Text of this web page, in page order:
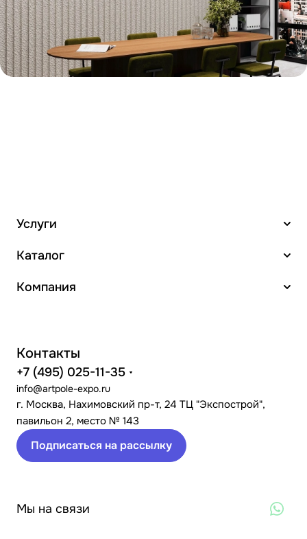
Услуги
Каталог
Компания
Контакты
+7 (495) 025-11-35
info@artpole-expo.ru
г. Москва, Нахимовский пр-т, 24 ТЦ "Экспострой",
павильон 2, место № 143
Подписаться на рассылку
Мы на связи